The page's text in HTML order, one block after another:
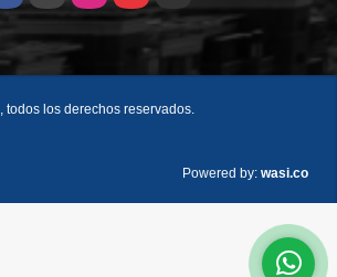
, todos los derechos reservados.
Powered by: wasi.co